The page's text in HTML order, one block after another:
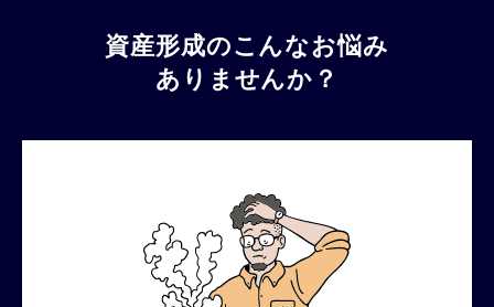
資産形成のこんなお悩み
ありませんか？